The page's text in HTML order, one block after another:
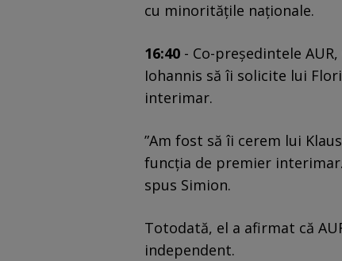
cu minoritățile naționale.
16:40 - Co-președintele
Iohannis să îi solicite lui
interimar.
”Am fost să îi cerem lui
funcția de premier
spus Simion.
Totodată, el a afirmat că
independent.